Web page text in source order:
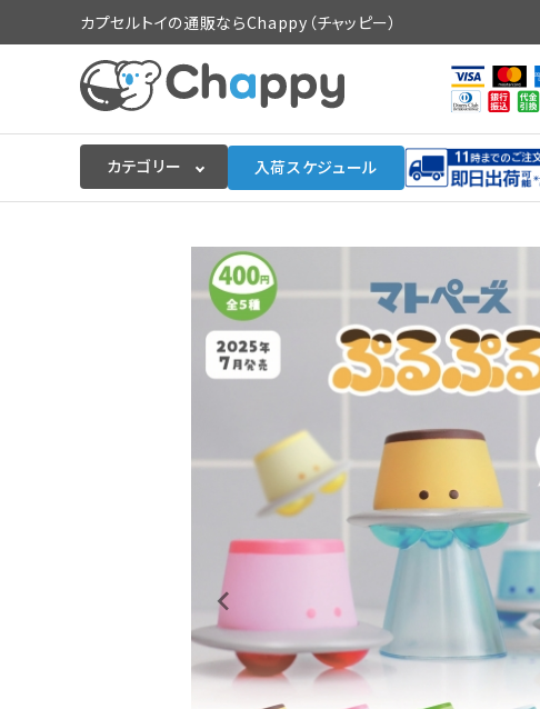
カプセルトイの通販ならChappy（チャッピー）
カテゴリー 入荷スケジュール
入荷スケジュールをチェック
カプセルトイマシン本体
販促用カプセルトイ